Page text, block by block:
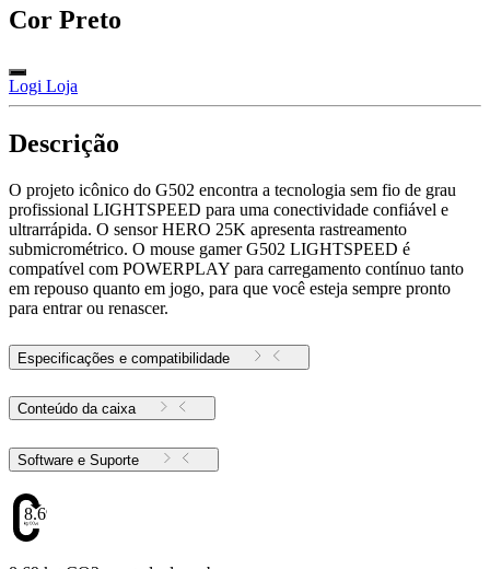
Cor Preto
Logi Loja
Descrição
O projeto icônico do G502 encontra a tecnologia sem fio de grau
profissional LIGHTSPEED para uma conectividade confiável e
ultrarrápida. O sensor HERO 25K apresenta rastreamento
submicrométrico. O mouse gamer G502 LIGHTSPEED é
compatível com POWERPLAY para carregamento contínuo tanto
em repouso quanto em jogo, para que você esteja sempre pronto
para entrar ou renascer.
Especificações e compatibilidade
Conteúdo da caixa
Software e Suporte
8.69